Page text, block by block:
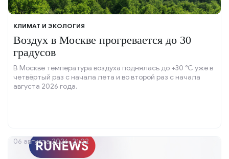
КЛИМАТ И ЭКОЛОГИЯ
Воздух в Москве прогревается до 30
градусов
В Москве температура воздуха поднялась до +30 °C уже в
четвёртый раз с начала лета и во второй раз с начала
августа 2026 года.
06 августа 2026, 21:02